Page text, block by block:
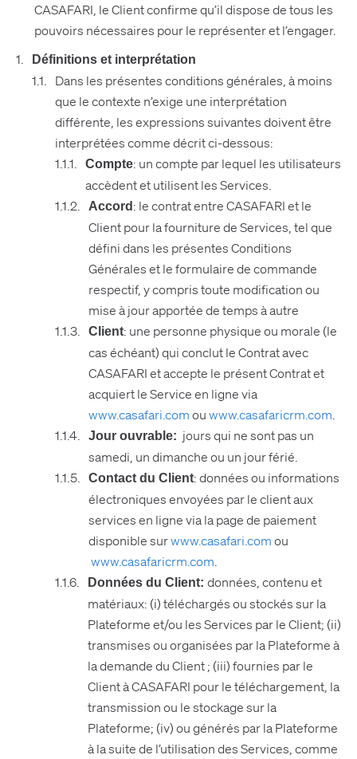
CASAFARI, le Client confirme qu’il dispose de tous les
pouvoirs nécessaires pour le représenter et l’engager.
Définitions et interprétation
Dans les présentes conditions générales, à moins
que le contexte n’exige une interprétation
différente, les expressions suivantes doivent être
interprétées comme décrit ci-dessous:
Compte: un compte par lequel les utilisateurs
accèdent et utilisent les Services.
Accord : le contrat entre CASAFARI et le
Client pour la fourniture de Services, tel que
défini dans les présentes Conditions
Générales et le formulaire de commande
respectif, y compris toute modification ou
mise à jour apportée de temps à autre
Client: une personne physique ou morale (le
cas échéant) qui conclut le Contrat avec
CASAFARI et accepte le présent Contrat et
acquiert le Service en ligne via
www.casafari.comouwww.casafaricrm.com
Jour ouvrable: jours qui ne sont pas un
samedi, un dimanche ou un jour férié.
Contact du Client: données ou informations
électroniques envoyées par le client aux
services en ligne via la page de paiement
disponible surwww.casafari.comou
www.casafaricrm.com
Données du Client: données, contenu et
matériaux: (i) téléchargés ou stockés sur la
Plateforme et/ou les Services par le Client; (ii)
transmises ou organisées par la Plateforme à
la demande du Client ; (iii) fournies par le
Client à CASAFARI pour le téléchargement, la
transmission ou le stockage sur la
Plateforme; (iv) ou générés par la Plateforme
à la suite de l’utilisation des Services, comme